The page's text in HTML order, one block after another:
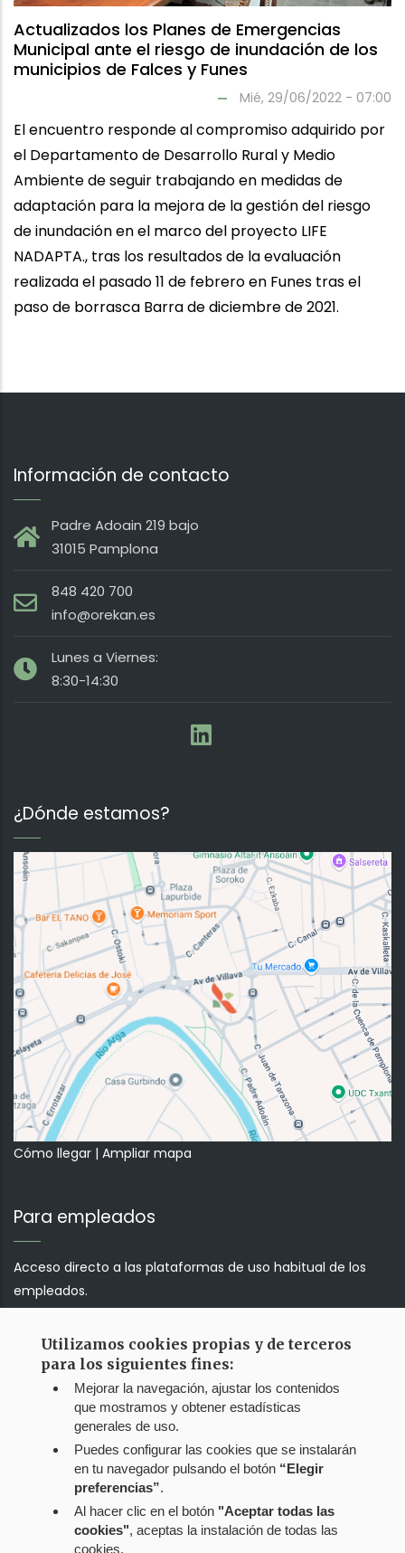
Actualizados los Planes de Emergencias
Municipal ante el riesgo de inundación de los
municipios de Falces y Funes
Mié, 29/06/2022 - 07:00
El encuentro responde al compromiso adquirido por
el Departamento de Desarrollo Rural y Medio
Ambiente de seguir trabajando en medidas de
adaptación para la mejora de la gestión del riesgo
de inundación en el marco del proyecto LIFE
NADAPTA., tras los resultados de la evaluación
realizada el pasado 11 de febrero en Funes tras el
paso de borrasca Barra de diciembre de 2021.
Información de contacto
Padre Adoain 219 bajo
31015 Pamplona
848 420 700
info@orekan.es
Lunes a Viernes:
8:30-14:30
¿Dónde estamos?
Cómo llegar | Ampliar mapa
Para empleados
Acceso directo a las plataformas de uso habitual de los
empleados.
Correo web
Jump!!!
Utilizamos cookies propias y de terceros
para los siguientes fines:
Mejorar la navegación, ajustar los contenidos
que mostramos y obtener estadísticas
generales de uso.
Puedes configurar las cookies que se instalarán
en tu navegador pulsando el botón “Elegir
preferencias”.
Al hacer clic en el botón "Aceptar todas las
cookies", aceptas la instalación de todas las
cookies.